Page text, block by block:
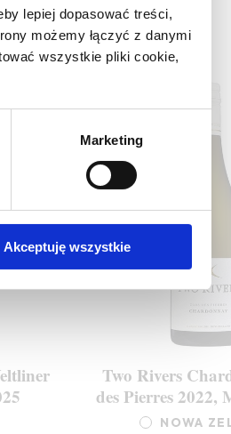
lepiej dopasować treści,
możemy łączyć z danymi
wszystkie pliki cookie,
Marketing
Akceptuję wszystkie
Two Rivers
des Pierres 2022,
NOWA